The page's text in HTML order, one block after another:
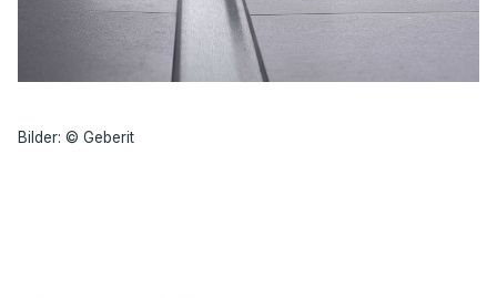
Bilder: © Geberit